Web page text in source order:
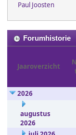
Paul Joosten
Forumhistorie
Jaaroverzicht
2026
augustus
2026